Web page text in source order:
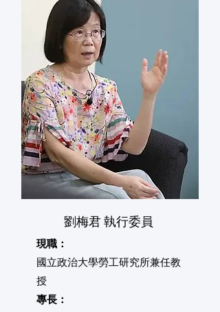
劉梅君 執行委員
現職：
​國立政治大學勞工研究所兼任教
授
專長：